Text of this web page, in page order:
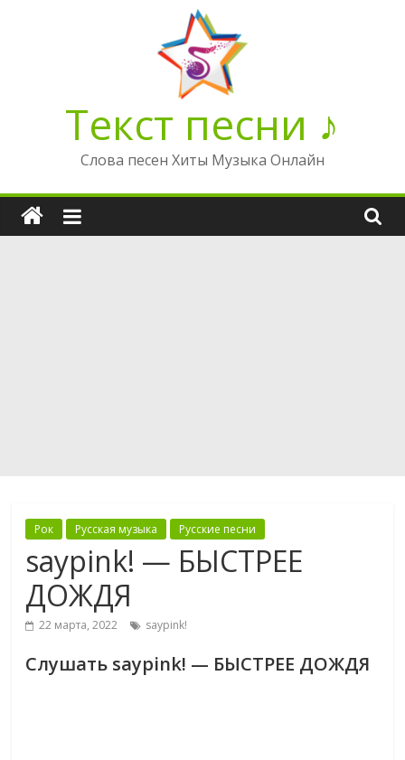
Текст песни ♪
Слова песен Хиты Музыка Онлайн
Рок Русская музыка Русские песни
saypink! — БЫСТРЕЕ
ДОЖДЯ
22 марта, 2022 saypink!
Слушать saypink! — БЫСТРЕЕ ДОЖДЯ